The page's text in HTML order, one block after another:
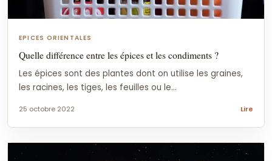
EPICES ORIENTALES
Quelle différence entre les épices et les condiments ?
Les épices sont des plantes dont on utilise les graines,
les racines, les tiges, les feuilles ou le...
25 octobre 2022 Lire